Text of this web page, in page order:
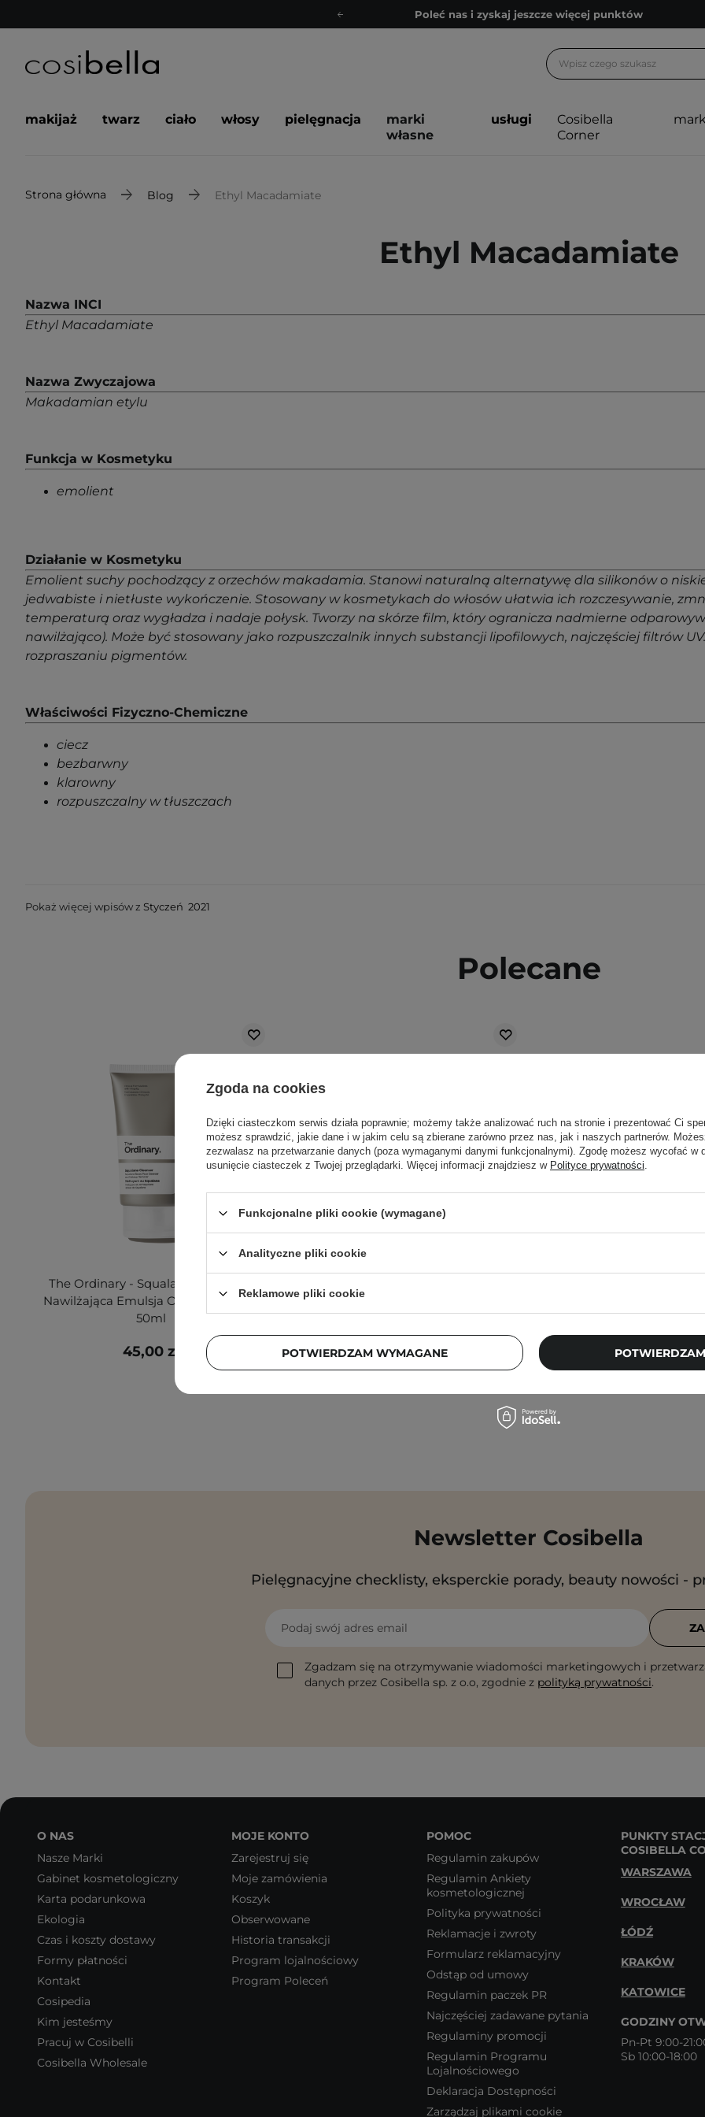
Poleć nas i zyskaj jeszcze więcej punktów
Bezpłatne konsultacje kosmetologiczne
Poleć nas i zyskaj jeszcze więcej punktów
makijaż twarz ciało włosy pielęgnacja
marki
własne
usługi
Cosibella
Corner
Strona główna Blog Ethyl Macadamiate
Ethyl Macadamiate
Nazwa INCI
Ethyl Macadamiate
Nazwa Zwyczajowa
Makadamian etylu
Funkcja w Kosmetyku
emolient
Działanie w Kosmetyku
Emolient suchy pochodzący z orzechów makadamia. Stanowi naturalną alternatywę dla silikonów o
jedwabiste i nietłuste wykończenie. Stosowany w kosmetykach do włosów ułatwia ich rozczesywanie,
temperaturą oraz wygładza i nadaje połysk. Tworzy na skórze film, który ogranicza nadmierne
nawilżająco). Może być stosowany jako rozpuszczalnik innych substancji lipofilowych, najczęściej filtrów
rozpraszaniu pigmentów.
Właściwości Fizyczno-Chemiczne
ciecz
bezbarwny
klarowny
rozpuszczalny w tłuszczach
Pokaż więcej wpisów z Styczeń 2021
Polecane
The Ordinary - Squalane Cleanser -
Nawilżająca Emulsja Oczyszczająca -
50ml
45,00 zł
PROMOCJA
Moisturizer - Bezolejowy Krem
Nawilżający - 60ml
175,00 zł
140,00 zł
Newsletter Cosibella
Pielęgnacyjne checklisty, eksperckie porady, beauty nowości -
Podaj swój adres email
Zgadzam się na otrzymywanie wiadomości marketingowych i
danych przez Cosibella sp. z o.o, zgodnie z polityką prywatności.
O NAS
Nasze Marki
Gabinet kosmetologiczny
Karta podarunkowa
Ekologia
Czas i koszty dostawy
Formy płatności
Kontakt
Cosipedia
Kim jesteśmy
Pracuj w Cosibelli
Cosibella Wholesale
MOJE KONTO
Zarejestruj się
Moje zamówienia
Koszyk
Obserwowane
Historia transakcji
Program lojalnościowy
Program Poleceń
POMOC
Regulamin zakupów
Regulamin Ankiety
kosmetologicznej
Polityka prywatności
Reklamacje i zwroty
Formularz reklamacyjny
Odstąp od umowy
Regulamin paczek PR
Najczęściej zadawane pytania
Regulaminy promocji
Regulamin Programu
Lojalnościowego
Deklaracja Dostępności
Zarządzaj plikami cookie
PUNKTY
COSIBELLA
WARSZAWA
WROCŁAW
ŁÓDŹ
KRAKÓW
KATOWICE
GODZINY
Pn-Pt 9:00-
Sb 10:00-18:00
Zgoda na cookies
Dzięki ciasteczkom serwis działa poprawnie; możemy także analizować ruch na stronie i prezentować Ci
możesz sprawdzić, jakie dane i w jakim celu są zbierane zarówno przez nas, jak i naszych partnerów.
zezwalasz na przetwarzanie danych (poza wymaganymi danymi funkcjonalnymi). Zgodę możesz wycofać w
usunięcie ciasteczek z Twojej przeglądarki. Więcej informacji znajdziesz w Polityce prywatności.
Funkcjonalne pliki cookie (wymagane)
Analityczne pliki cookie
Reklamowe pliki cookie
POTWIERDZAM WYMAGANE